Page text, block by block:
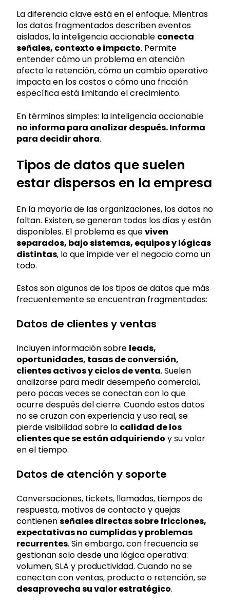
La diferencia clave está en el enfoque. Mientras
los datos fragmentados describen eventos
aislados, la inteligencia accionable conecta
señales, contexto e impacto. Permite
entender cómo un problema en atención
afecta la retención, cómo un cambio operativo
impacta en los costos o cómo una fricción
específica está limitando el crecimiento.
En términos simples: la inteligencia accionable
no informa para analizar después. Informa
para decidir ahora.
Tipos de datos que suelen
estar dispersos en la empresa
En la mayoría de las organizaciones, los datos no
faltan. Existen, se generan todos los días y están
disponibles. El problema es queviven
separados, bajo sistemas, equipos y lógicas
distintas, lo que impide ver el negocio como un
todo.
Estos son algunos de los tipos de datos que más
frecuentemente se encuentran fragmentados:
Datos de clientes y ventas
Incluyen información sobre leads,
oportunidades, tasas de conversión,
clientes activos y ciclos de venta. Suelen
analizarse para medir desempeño comercial,
pero pocas veces se conectan con lo que
ocurre después del cierre. Cuando estos datos
no se cruzan con experiencia y uso real, se
pierde visibilidad sobre la calidad de los
clientes que se están adquiriendo y su valor
en el tiempo.
Datos de atención y soporte
Conversaciones, tickets, llamadas, tiempos de
respuesta, motivos de contacto y quejas
contienenseñales directas sobre fricciones,
expectativas no cumplidas y problemas
recurrentes. Sin embargo, con frecuencia se
gestionan solo desde una lógica operativa:
volumen, SLA y productividad. Cuando no se
conectan con ventas, producto o retención, se
desaprovecha su valor estratégico.